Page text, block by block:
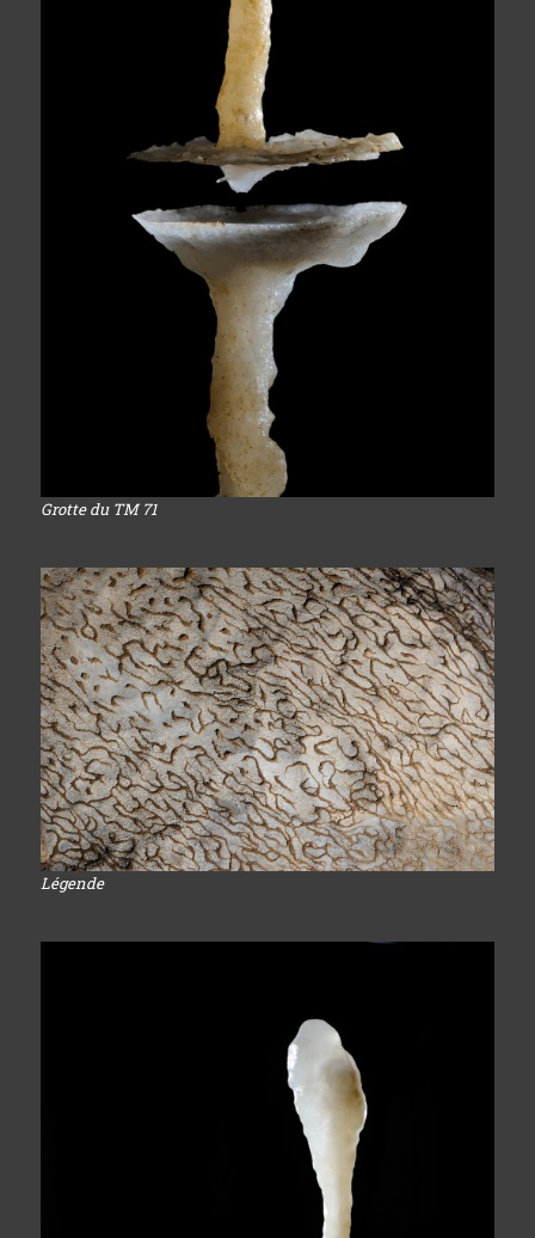
Grotte du TM 71
Légende